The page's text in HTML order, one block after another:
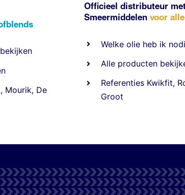
bekijken
, Mourik, De
Officieel distributeur
Smeermiddelen voor
Welke olie heb ik
Alle producten
Referenties Kwikfit,
Groot